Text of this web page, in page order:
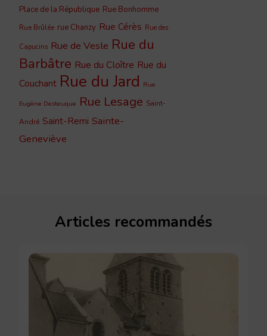
Place de la République Rue Bonhomme
Rue Brûlée rue Chanzy Rue Cérès Rue des
Capucins Rue de Vesle Rue du
Barbâtre Rue du Cloître Rue du
Couchant Rue du Jard Rue
Eugène Desteuque Rue Lesage Saint-
André Saint-Remi Sainte-
Geneviève
Articles recommandés